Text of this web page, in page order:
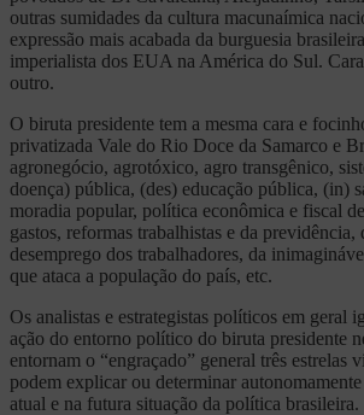
outras sumidades da cultura macunaímica
expressão mais acabada da burguesia
imperialista dos EUA na América do Sul.
outro.
O biruta presidente tem a mesma cara e
privatizada Vale do Rio Doce da Samarco e
agronegócio, agrotóxico, agro transgênico,
doença) pública, (des) educação pública, (in)
moradia popular, política econômica e fiscal
gastos, reformas trabalhistas e da previdência,
desemprego dos trabalhadores, da
que ataca a população do país, etc.
Os analistas e estrategistas políticos em geral
ação do entorno político do biruta presidente
entornam o “engraçado” general três estrelas
podem explicar ou determinar
atual e na futura situação da política brasileira.